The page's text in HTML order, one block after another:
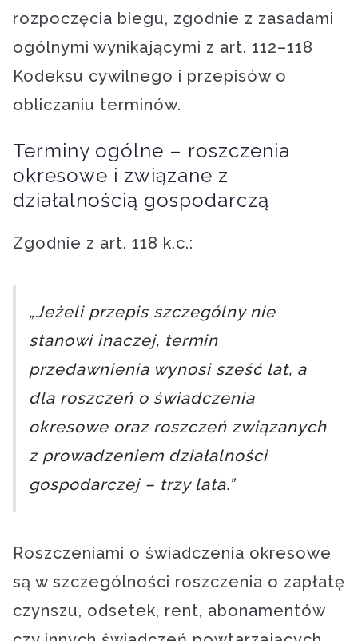
rozpoczęcia biegu, zgodnie z zasadami
ogólnymi wynikającymi z art. 112–118
Kodeksu cywilnego i przepisów o
obliczaniu terminów.
Terminy ogólne – roszczenia
okresowe i związane z
działalnością gospodarczą
Zgodnie z art. 118 k.c.:
„Jeżeli przepis szczególny nie
stanowi inaczej, termin
przedawnienia wynosi sześć lat, a
dla roszczeń o świadczenia
okresowe oraz roszczeń związanych
z prowadzeniem działalności
gospodarczej – trzy lata.”
Roszczeniami o świadczenia okresowe
są w szczególności roszczenia o zapłatę
czynszu, odsetek, rent, abonamentów